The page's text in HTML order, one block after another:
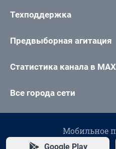
Техподдержка
Предвыборная агитация
Статистика канала в MAX
Все города сети
Мобильное
Google Play